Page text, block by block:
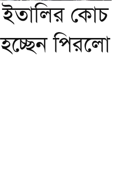
ইতালির কোচ
হচ্ছেন পিরলো